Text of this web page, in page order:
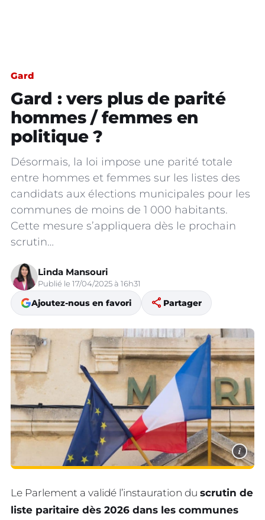
Gard
Gard : vers plus de parité
hommes / femmes en
politique ?
Désormais, la loi impose une parité totale
entre hommes et femmes sur les listes des
candidats aux élections municipales pour les
communes de moins de 1 000 habitants.
Cette mesure s’appliquera dès le prochain
scrutin…
Linda Mansouri
Publié le 17/04/2025 à 16h31
Ajoutez-nous en favori share Partager
i
Le Parlement a validé l’instauration du scrutin de
liste paritaire dès 2026 dans les communes